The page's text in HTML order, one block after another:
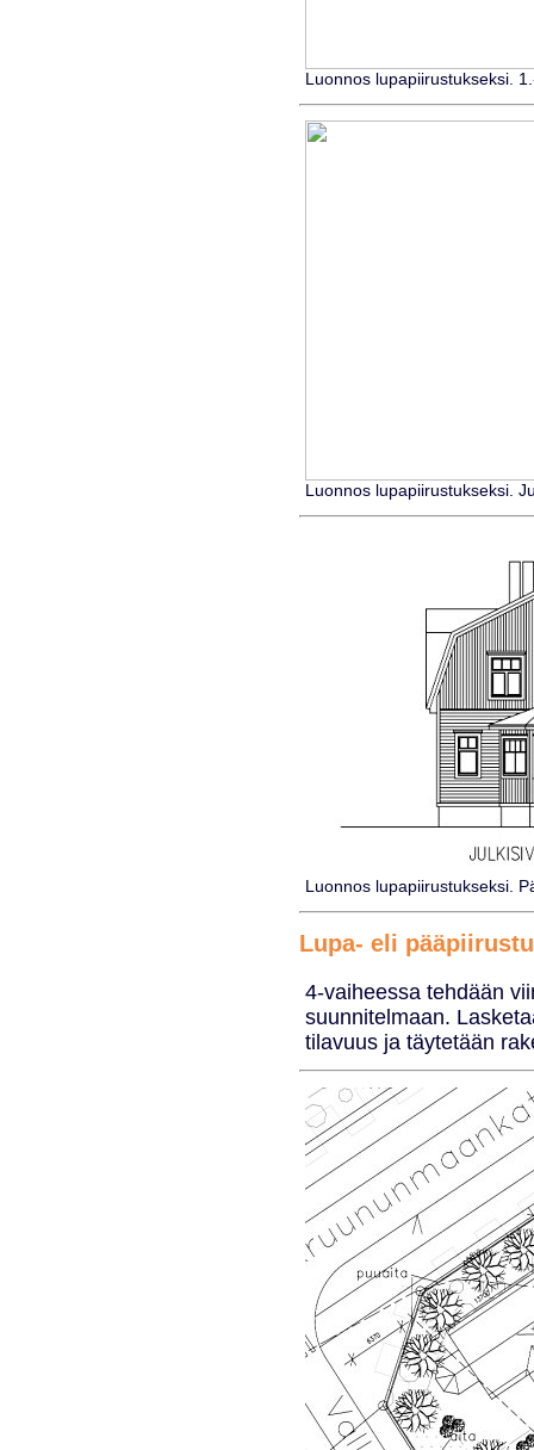
Luonnos lupapiirustukseksi.
Luonnos lupapiirustukseksi.
Luonnos lupapiirustukseksi.
Lupa- eli
4-vaiheessa tehdään
suunnitelmaan.
tilavuus ja täytetään